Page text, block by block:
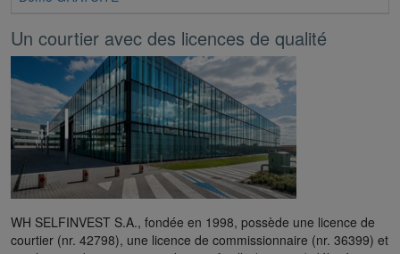
Un courtier avec des licences de qualité
WH SELFINVEST S.A., fondée en 1998, possède une licence de
courtier (nr. 42798), une licence de commissionnaire (nr. 36399) et